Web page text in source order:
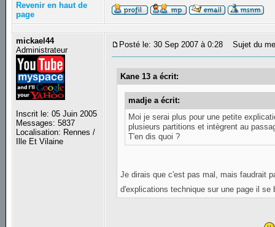
Revenir en haut de
page
mickael44
Administrateur
Inscrit le: 05 Juin 2005
Messages: 5837
Localisation: Rennes /
Ille Et Vilaine
Posté le: 30 Sep 2007 à 0:28 Sujet du
Kane 13 a écrit:
madje a écrit:
Moi je serai plus pour une petite
plusieurs partitions et intègrent au
T'en dis quoi ?
Je dirais que c'est pas mal, mais faudrait
d'explications technique sur une page il